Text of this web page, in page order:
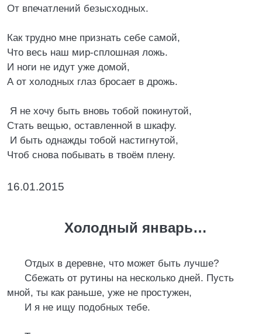
От впечатлений безысходных.
Как трудно мне признать себе самой,
Что весь наш мир-сплошная ложь.
И ноги не идут уже домой,
А от холодных глаз бросает в дрожь.
Я не хочу быть вновь тобой покинутой,
Стать вещью, оставленной в шкафу.
И быть однажды тобой настигнутой,
Чтоб снова побывать в твоём плену.
16.01.2015
Холодный январь…
Отдых в деревне, что может быть лучше?
Сбежать от рутины на несколько дней. Пусть
мной, ты как раньше, уже не простужен,
И я не ищу подобных тебе.